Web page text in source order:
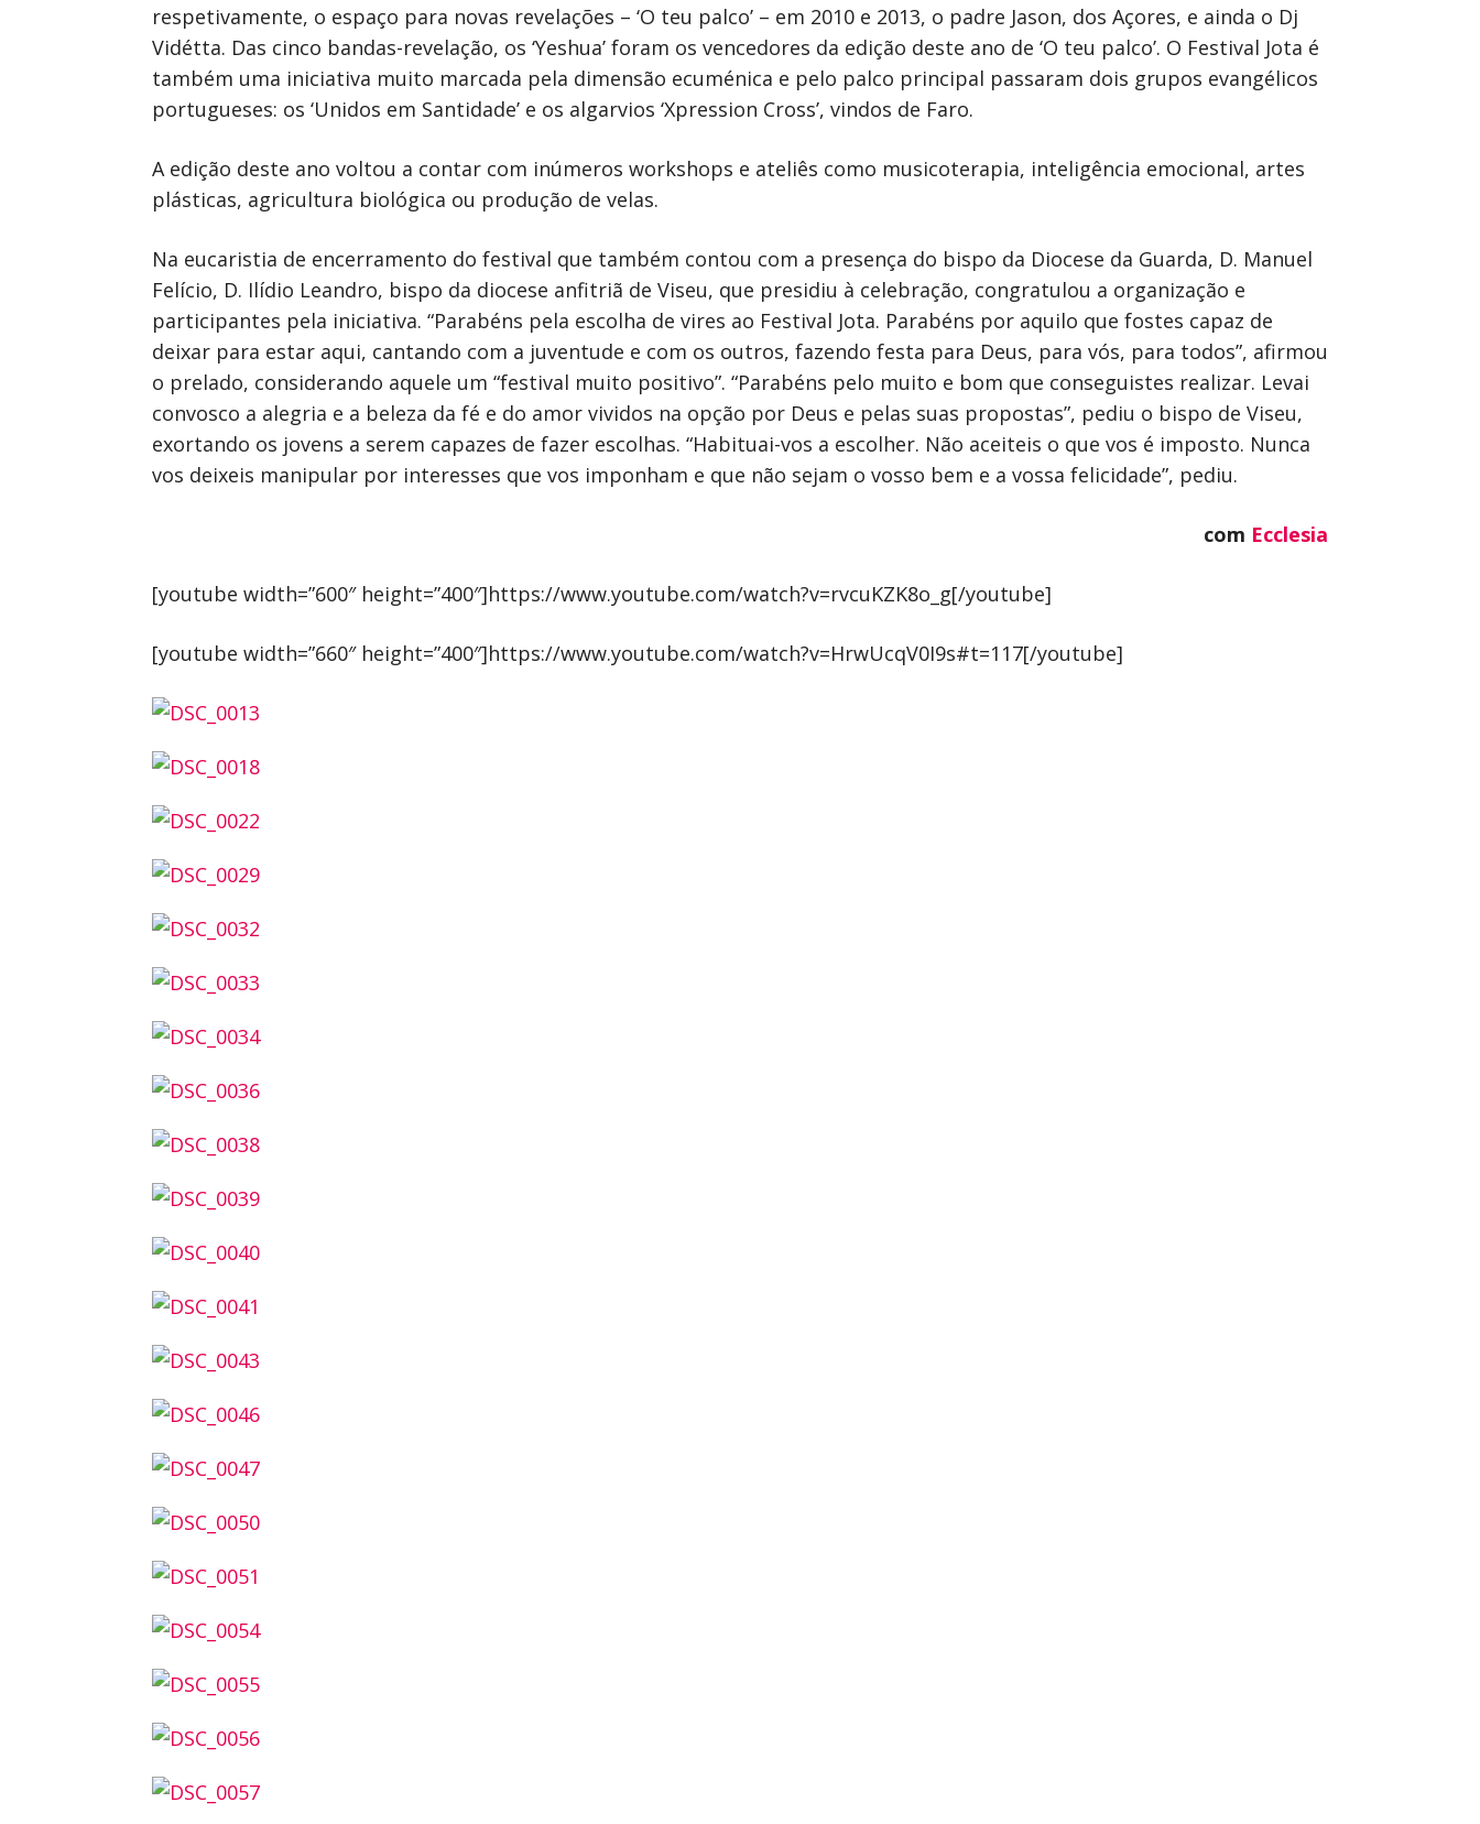
respetivamente, o espaço para novas revelações – ‘O teu palco’ – em 2010 e 2013, o padre Jason, dos Açores, e ainda o Dj
Vidétta. Das cinco bandas-revelação, os ‘Yeshua’ foram os vencedores da edição deste ano de ‘O teu palco’. O Festival Jota é
também uma iniciativa muito marcada pela dimensão ecuménica e pelo palco principal passaram dois grupos evangélicos
portugueses: os ‘Unidos em Santidade’ e os algarvios ‘Xpression Cross’, vindos de Faro.
A edição deste ano voltou a contar com inúmeros workshops e ateliês como musicoterapia, inteligência emocional, artes
plásticas, agricultura biológica ou produção de velas.
Na eucaristia de encerramento do festival que também contou com a presença do bispo da Diocese da Guarda, D. Manuel
Felício, D. Ilídio Leandro, bispo da diocese anfitriã de Viseu, que presidiu à celebração, congratulou a organização e
participantes pela iniciativa. “Parabéns pela escolha de vires ao Festival Jota. Parabéns por aquilo que fostes capaz de
deixar para estar aqui, cantando com a juventude e com os outros, fazendo festa para Deus, para vós, para todos”, afirmou
o prelado, considerando aquele um “festival muito positivo”. “Parabéns pelo muito e bom que conseguistes realizar. Levai
convosco a alegria e a beleza da fé e do amor vividos na opção por Deus e pelas suas propostas”, pediu o bispo de Viseu,
exortando os jovens a serem capazes de fazer escolhas. “Habituai-vos a escolher. Não aceiteis o que vos é imposto. Nunca
vos deixeis manipular por interesses que vos imponham e que não sejam o vosso bem e a vossa felicidade”, pediu.
com Ecclesia
[youtube width=”600″ height=”400″]https://www.youtube.com/watch?v=rvcuKZK8o_g[/youtube]
[youtube width=”660″ height=”400″]https://www.youtube.com/watch?v=HrwUcqV0I9s#t=117[/youtube]